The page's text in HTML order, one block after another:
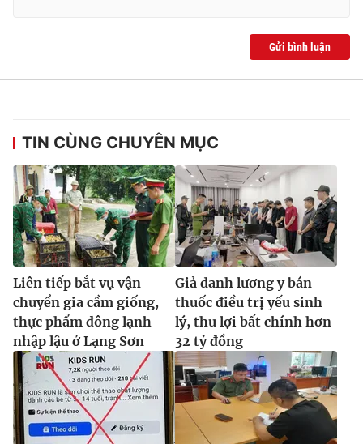
Gửi bình luận
TIN CÙNG CHUYÊN MỤC
Liên tiếp bắt vụ vận
chuyển gia cầm giống,
thực phẩm đông lạnh
nhập lậu ở Lạng Sơn
Giả danh lương y bán
thuốc điều trị yếu sinh
lý, thu lợi bất chính hơn
32 tỷ đồng